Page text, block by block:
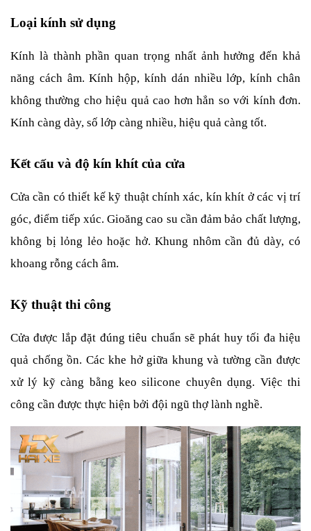
Loại kính sử dụng
Kính là thành phần quan trọng nhất ảnh hưởng đến khả
năng cách âm. Kính hộp, kính dán nhiều lớp, kính chân
không thường cho hiệu quả cao hơn hẳn so với kính đơn.
Kính càng dày, số lớp càng nhiều, hiệu quả càng tốt.
Kết cấu và độ kín khít của cửa
Cửa cần có thiết kế kỹ thuật chính xác, kín khít ở các vị trí
góc, điểm tiếp xúc. Gioăng cao su cần đảm bảo chất lượng,
không bị lỏng lẻo hoặc hở. Khung nhôm cần đủ dày, có
khoang rỗng cách âm.
Kỹ thuật thi công
Cửa được lắp đặt đúng tiêu chuẩn sẽ phát huy tối đa hiệu
quả chống ồn. Các khe hở giữa khung và tường cần được
xử lý kỹ càng bằng keo silicone chuyên dụng. Việc thi
công cần được thực hiện bởi đội ngũ thợ lành nghề.